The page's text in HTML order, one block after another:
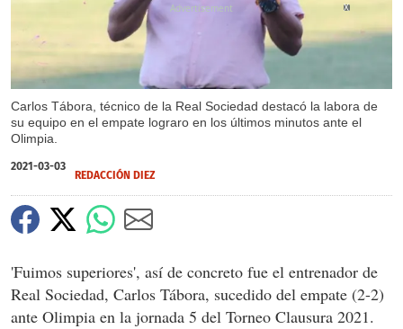
Carlos Tábora, técnico de la Real Sociedad destacó la labora de
su equipo en el empate lograro en los últimos minutos ante el
Olimpia.
X
2021-03-03
REDACCIÓN DIEZ
'Fuimos superiores', así de concreto fue el entrenador de
Real Sociedad, Carlos Tábora, sucedido del empate (2-2)
ante Olimpia en la jornada 5 del Torneo Clausura 2021.